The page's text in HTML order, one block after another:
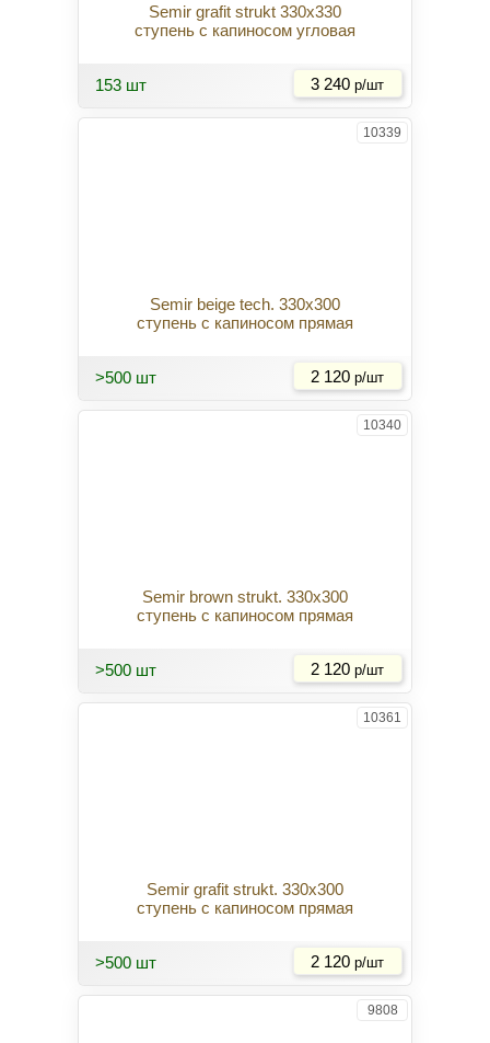
Semir grafit strukt 330x330
ступень с капиносом угловая
153 шт 3 240 р/шт
10339
Semir beige tech. 330x300
ступень с капиносом прямая
>500 шт 2 120 р/шт
10340
Semir brown strukt. 330x300
ступень с капиносом прямая
>500 шт 2 120 р/шт
10361
Semir grafit strukt. 330x300
ступень с капиносом прямая
>500 шт 2 120 р/шт
9808